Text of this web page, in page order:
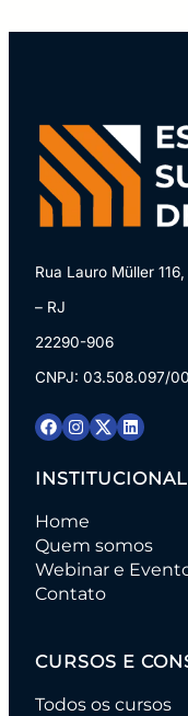
videoconferência
Rua Lauro Müller
– RJ
22290-906
CNPJ: 03.508.097/
INSTITUCIONAL
Home
Quem somos
Webinar e
Contato
CURSOS E
Todos os cursos